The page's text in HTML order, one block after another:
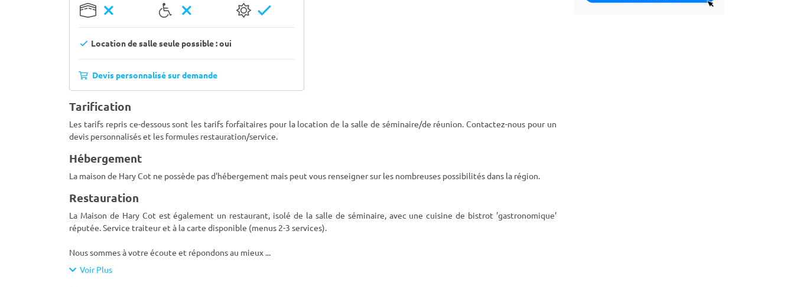
Location de salle seule possible : oui
Devis personnalisé sur demande
Tarification
Les tarifs repris ce-dessous sont les tarifs forfaitaires pour la location de la salle de séminaire/de réunion. Contactez-nous pour un
devis personnalisés et les formules restauration/service.
Hébergement
La maison de Hary Cot ne possède pas d'hébergement mais peut vous renseigner sur les nombreuses possibilités dans la région.
Restauration
La Maison de Hary Cot est également un restaurant, isolé de la salle de séminaire, avec une cuisine de bistrot 'gastronomique'
réputée. Service traiteur et à la carte disponible (menus 2-3 services).
Nous sommes à votre écoute et répondons au mieux ...
Voir Plus